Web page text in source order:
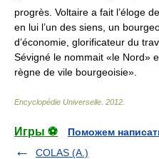
progrès. Voltaire a fait l’éloge
en lui l’un des siens, un
d’économie, glorificateur du
Sévigné le nommait «le Nord»
règne de vile bourgeoisie».
Encyclopédie Universelle 2012
Игры ⚽
Поможем
COLAS (A.)